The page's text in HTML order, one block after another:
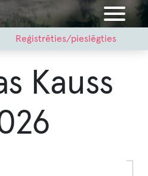
Reģistrēties/pieslēgties
Kauss